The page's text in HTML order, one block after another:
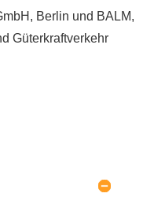
Berlin und BALM,
Güterkraftverkehr